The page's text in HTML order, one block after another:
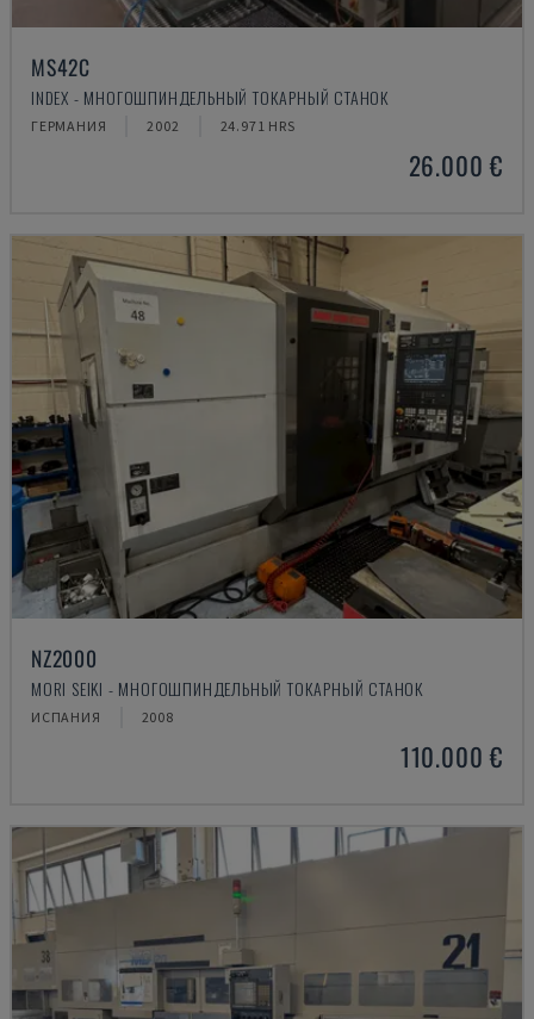
MS42C
INDEX - МНОГОШПИНДЕЛЬНЫЙ ТОКАРНЫЙ СТАНОК
ГЕРМАНИЯ 2002 24.971 HRS
26.000 €
NZ2000
MORI SEIKI - МНОГОШПИНДЕЛЬНЫЙ ТОКАРНЫЙ СТАНОК
ИСПАНИЯ 2008
110.000 €